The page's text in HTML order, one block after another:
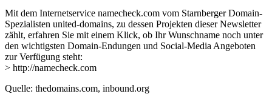
Mit dem Internetservice namecheck.com vom Starnberger Domain-
Spezialisten united-domains, zu dessen Projekten dieser Newsletter
zählt, erfahren Sie mit einem Klick, ob Ihr Wunschname noch unter
den wichtigsten Domain-Endungen und Social-Media Angeboten
zur Verfügung steht:
> http://namecheck.com
Quelle: thedomains.com, inbound.org